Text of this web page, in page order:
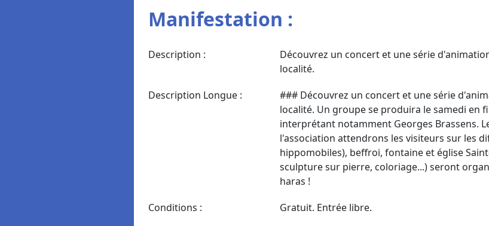
Manifestation :
Description :
Découvrez un concert et une série
localité.
Description Longue :
### Découvrez un concert et une série
localité. Un groupe se produira le samedi en
interprétant notamment Georges Brassens.
l'association attendrons les visiteurs sur les
hippomobiles), beffroi, fontaine et église
sculpture sur pierre, coloriage...) seront
haras !
Conditions :
Gratuit. Entrée libre.